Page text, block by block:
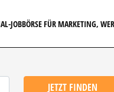
JOBBÖRSE FÜR MARKETING,
JETZT FINDEN